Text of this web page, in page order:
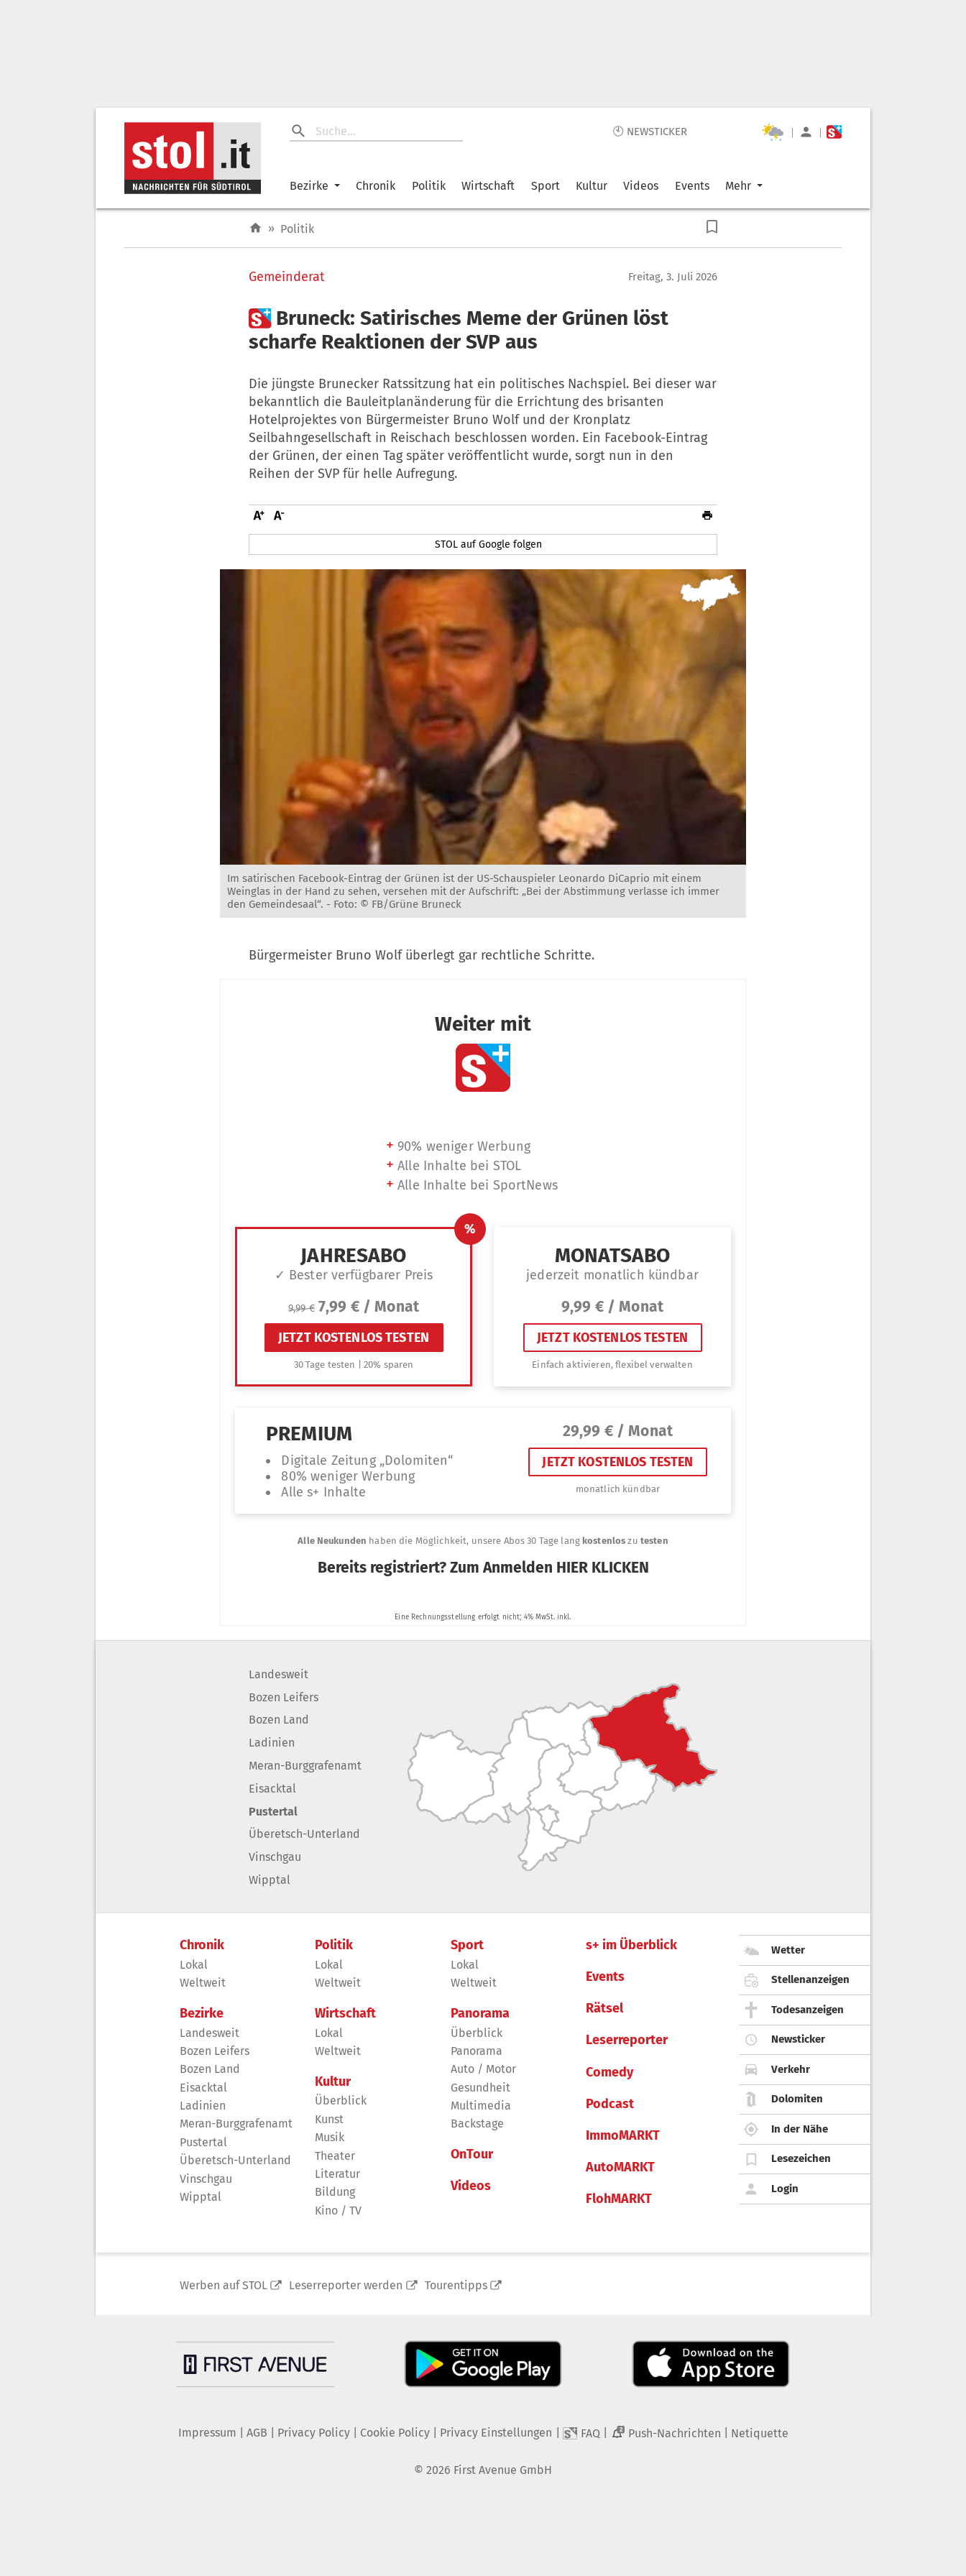
🕙 NEWSTICKER | |
Bezirke Chronik Politik Wirtschaft Sport Kultur Videos Events Mehr
» Politik
Gemeinderat Freitag, 3. Juli 2026
 Bruneck: Satirisches Meme der Grünen löst
scharfe Reaktionen der SVP aus
Die jüngste Brunecker Ratssitzung hat ein politisches Nachspiel. Bei dieser war
bekanntlich die Bauleitplanänderung für die Errichtung des brisanten
Hotelprojektes von Bürgermeister Bruno Wolf und der Kronplatz
Seilbahngesellschaft in Reischach beschlossen worden. Ein Facebook-Eintrag
der Grünen, der einen Tag später veröffentlicht wurde, sorgt nun in den
Reihen der SVP für helle Aufregung.
STOL auf Google folgen
Im satirischen Facebook-Eintrag der Grünen ist der US-Schauspieler Leonardo DiCaprio mit einem
Weinglas in der Hand zu sehen, versehen mit der Aufschrift: „Bei der Abstimmung verlasse ich immer
den Gemeindesaal“. - Foto: © FB/Grüne Bruneck
Bürgermeister Bruno Wolf überlegt gar rechtliche Schritte.
Landesweit
Bozen Leifers
Bozen Land
Ladinien
Meran-Burggrafenamt
Eisacktal
Pustertal
Überetsch-Unterland
Vinschgau
Wipptal
Chronik
Lokal
Weltweit
Bezirke
Landesweit
Bozen Leifers
Bozen Land
Eisacktal
Ladinien
Meran-Burggrafenamt
Pustertal
Überetsch-Unterland
Vinschgau
Wipptal
Politik
Lokal
Weltweit
Wirtschaft
Lokal
Weltweit
Kultur
Überblick
Kunst
Musik
Theater
Literatur
Bildung
Kino / TV
Sport
Lokal
Weltweit
Panorama
Überblick
Panorama
Auto / Motor
Gesundheit
Multimedia
Backstage
OnTour
Videos
s+ im Überblick
Events
Rätsel
Leserreporter
Comedy
Podcast
ImmoMARKT
AutoMARKT
FlohMARKT
Wetter
Stellenanzeigen
Todesanzeigen
Newsticker
Verkehr
Dolomiten
In der Nähe
Lesezeichen
Login
Werben auf STOL Leserreporter werden Tourentipps
Impressum AGB Privacy Policy| Cookie Policy| Privacy Einstellungen FAQ 2 Push-Nachrichten Netiquette
© 2026 First Avenue GmbH